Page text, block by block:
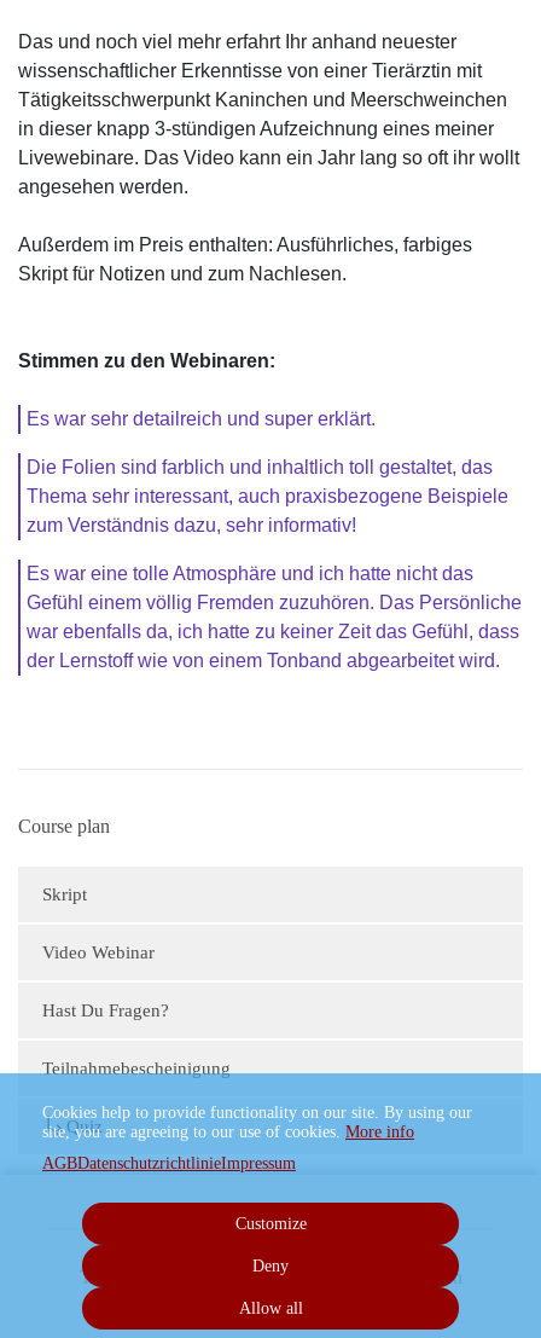
Das und noch viel mehr erfahrt Ihr anhand neuester
wissenschaftlicher Erkenntisse von einer Tierärztin mit
Tätigkeitsschwerpunkt Kaninchen und Meerschweinchen
in dieser knapp 3-stündigen Aufzeichnung eines meiner
Livewebinare. Das Video kann ein Jahr lang so oft ihr wollt
angesehen werden.
Außerdem im Preis enthalten: Ausführliches, farbiges
Skript für Notizen und zum Nachlesen.
Stimmen zu den Webinaren:
Es war sehr detailreich und super erklärt.
Die Folien sind farblich und inhaltlich toll gestaltet, das
Thema sehr interessant, auch praxisbezogene Beispiele
zum Verständnis dazu, sehr informativ!
Es war eine tolle Atmosphäre und ich hatte nicht das
Gefühl einem völlig Fremden zuzuhören. Das Persönliche
war ebenfalls da, ich hatte zu keiner Zeit das Gefühl, dass
der Lernstoff wie von einem Tonband abgearbeitet wird.
Course plan
Skript
Video Webinar
Hast Du Fragen?
Teilnahmebescheinigung
Quiz
Terms Imprint
Cancel subscription
Cancel order
Cookies help to provide functionality on our site. By using our
site, you are agreeing to our use of cookies. More info
AGBDatenschutzrichtlinieImpressum
Customize
Deny
Allow all